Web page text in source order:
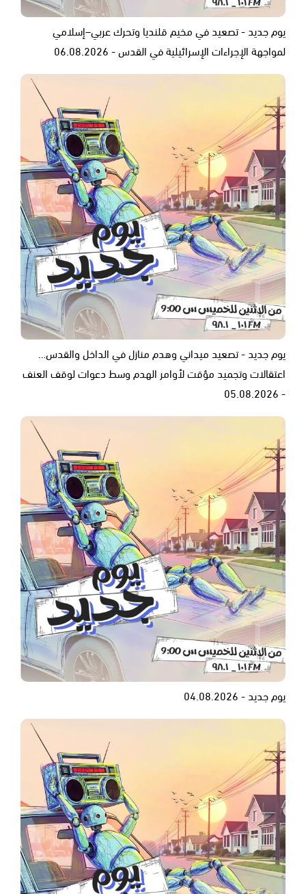
يوم جديد - تصعيد في مخيم قلنديا وتحرك عربي–إسلامي
لمواجهة الإجراءات الإسرائيلية في القدس - 06.08.2026
يوم جديد - تصعيد ميداني وهدم منازل في الداخل والقدس…
اعتقالات وتجميد مؤقت لأوامر الهدم وسط دعوات لوقف العنف
- 05.08.2026
يوم جديد - 04.08.2026